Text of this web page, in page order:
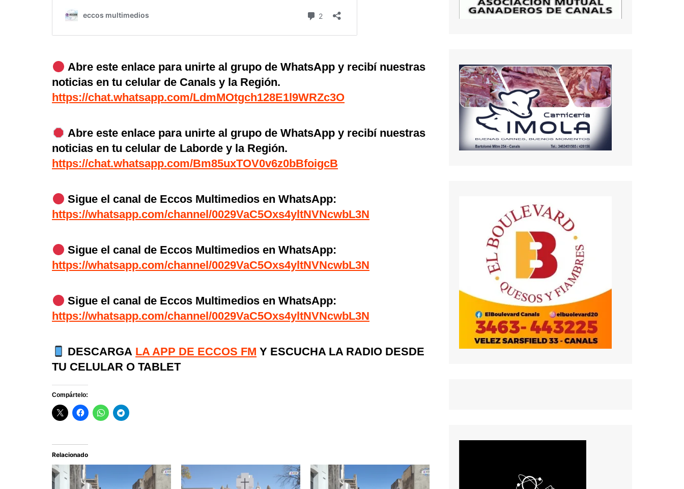
Abre este enlace para unirte al grupo de WhatsApp y recibí nuestras
noticias en tu celular de Canals y la Región.
https://chat.whatsapp.com/LdmMOtgch128E1l9WRZc3O
Abre este enlace para unirte al grupo de WhatsApp y recibí nuestras
noticias en tu celular de Laborde y la Región.
https://chat.whatsapp.com/Bm85uxTOV0v6z0bBfoigcB
Sigue el canal de Eccos Multimedios en WhatsApp:
https://whatsapp.com/channel/0029VaC5Oxs4yltNVNcwbL3N
Sigue el canal de Eccos Multimedios en WhatsApp:
https://whatsapp.com/channel/0029VaC5Oxs4yltNVNcwbL3N
Sigue el canal de Eccos Multimedios en WhatsApp:
https://whatsapp.com/channel/0029VaC5Oxs4yltNVNcwbL3N
DESCARGA LA APP DE ECCOS FM Y ESCUCHA LA RADIO DESDE
TU CELULAR O TABLET
Compártelo:
Relacionado